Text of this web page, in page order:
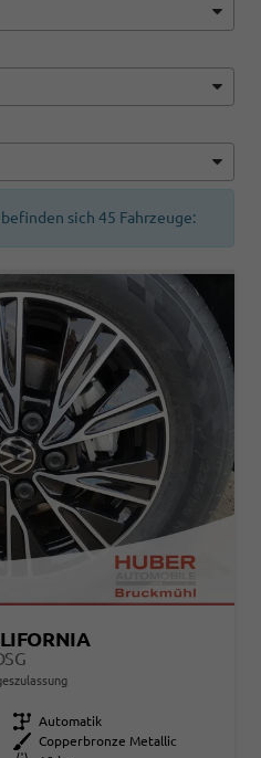
sich 45 Fahrzeuge:
Getriebe Automatik
Außenfarbe
Copperbronze Metallic